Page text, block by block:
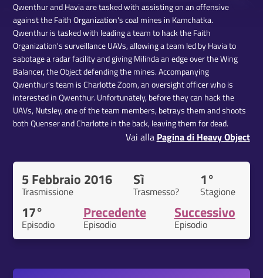
Qwenthur and Havia are tasked with assisting on an offensive
against the Faith Organization's coal mines in Kamchatka.
Qwenthur is tasked with leading a team to hack the Faith
Organization's surveillance UAVs, allowing a team led by Havia to
sabotage a radar facility and giving Milinda an edge over the Wing
Balancer, the Object defending the mines. Accompanying
Qwenthur's team is Charlotte Zoom, an oversight officer who is
interested in Qwenthur. Unfortunately, before they can hack the
UAVs, Nutsley, one of the team members, betrays them and shoots
both Quenser and Charlotte in the back, leaving them for dead.
Vai alla Pagina di Heavy Object
5 Febbraio 2016
Trasmissione
Sì
Trasmesso?
1°
Stagione
17°
Episodio
Precedente
Episodio
Successivo
Episodio